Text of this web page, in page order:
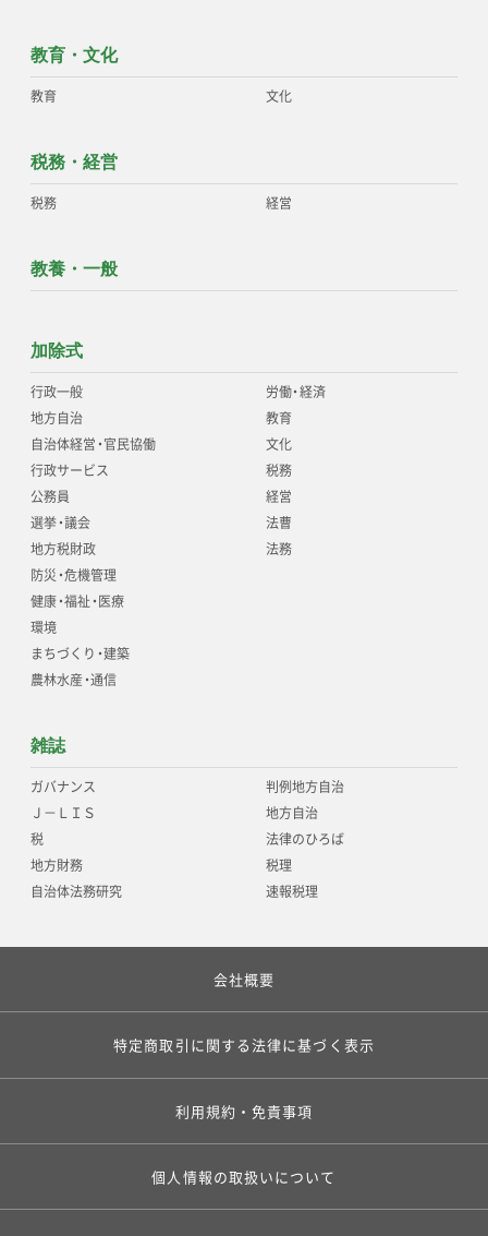
教育・文化
教育 文化
税務・経営
税務 経営
教養・一般
加除式
行政一般
地方自治
自治体経営・官民協働
行政サービス
公務員
選挙・議会
地方税財政
防災・危機管理
健康・福祉・医療
環境
まちづくり・建築
農林水産・通信
労働・経済
教育
文化
税務
経営
法曹
法務
雑誌
ガバナンス
Ｊ－ＬＩＳ
税
地方財務
自治体法務研究
判例地方自治
地方自治
法律のひろば
税理
速報税理
会社概要
特定商取引に関する法律に基づく表示
利用規約・免責事項
個人情報の取扱いについて